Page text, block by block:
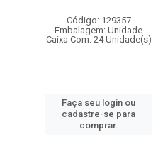
Código: 129357
Embalagem: Unidade
Caixa Com: 24 Unidade(s)
Faça seu login ou
cadastre-se para
comprar.